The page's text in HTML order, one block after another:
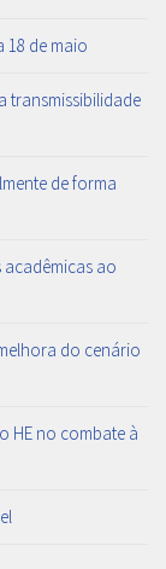
18 de maio
transmissibilidade
de forma
acadêmicas ao
do cenário
HE no combate à